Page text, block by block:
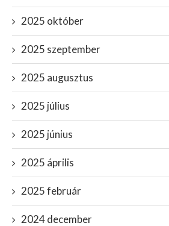
2025 október
2025 szeptember
2025 augusztus
2025 július
2025 június
2025 április
2025 február
2024 december